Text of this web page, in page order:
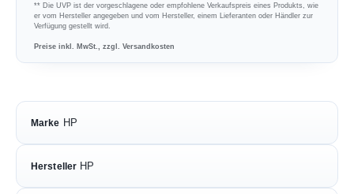
** Die UVP ist der vorgeschlagene oder empfohlene Verkaufspreis eines Produkts, wie
er vom Hersteller angegeben und vom Hersteller, einem Lieferanten oder Händler zur
Verfügung gestellt wird.
Preise inkl. MwSt., zzgl. Versandkosten
Marke HP
Hersteller HP